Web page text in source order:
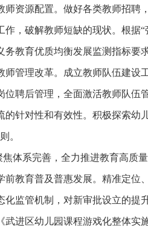
师资源配置。做好各类教师招聘
作，破解教师短缺的现状。根据
务教育优质均衡发展监测指标要
师管理改革。成立教师队伍建设
位聘后管理，全面激活教师队伍
的针对性和有效性。积极探索幼
。
焦体系完善，全力推进教育高质
前教育普及普惠发展。精准定位
化监管机制，对新审批设立的提
武进区幼儿园课程游戏化整体实